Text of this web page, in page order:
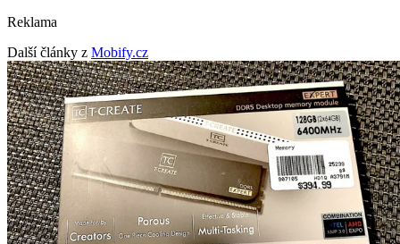
Reklama
Další články z Mobify.cz